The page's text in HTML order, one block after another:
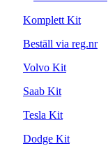
Komplett Kit
Beställ via reg.nr
Volvo Kit
Saab Kit
Tesla Kit
Dodge Kit